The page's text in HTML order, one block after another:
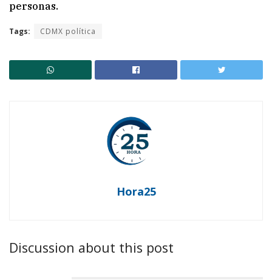
personas.
Tags: CDMX política
Hora25
Discussion about this post